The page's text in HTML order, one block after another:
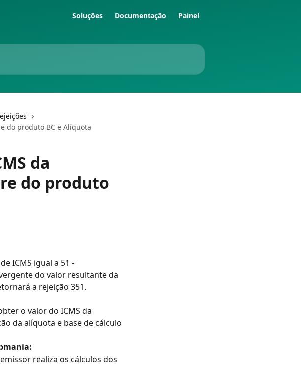
Soluções Documentação Painel
do produto BC e Alíquota
da
do produto
ICMS igual a 51 -
do valor resultante da
a rejeição 351.
o valor do ICMS da
da alíquota e base de cálculo
realiza os cálculos dos